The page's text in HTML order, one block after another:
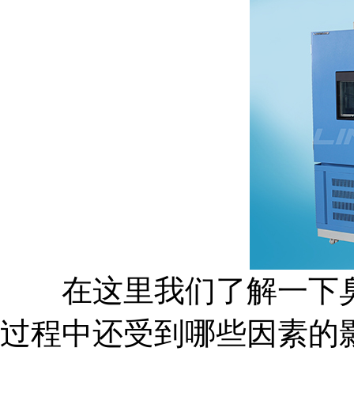
在这里我们了解一下
过程中还受到哪些因素的